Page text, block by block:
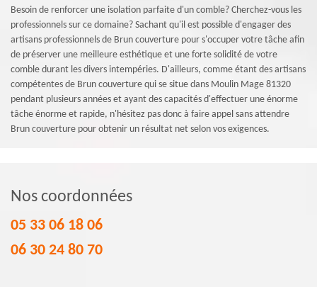
Besoin de renforcer une isolation parfaite d'un comble? Cherchez-vous les
professionnels sur ce domaine? Sachant qu'il est possible d'engager des
artisans professionnels de Brun couverture pour s'occuper votre tâche afin
de préserver une meilleure esthétique et une forte solidité de votre
comble durant les divers intempéries. D'ailleurs, comme étant des artisans
compétentes de Brun couverture qui se situe dans Moulin Mage 81320
pendant plusieurs années et ayant des capacités d'effectuer une énorme
tâche énorme et rapide, n'hésitez pas donc à faire appel sans attendre
Brun couverture pour obtenir un résultat net selon vos exigences.
Nos coordonnées
05 33 06 18 06
06 30 24 80 70